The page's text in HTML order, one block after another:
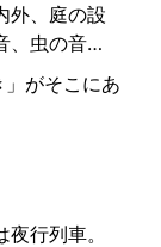
外、庭の設
、虫の音…
」がそこにあ
行列車。